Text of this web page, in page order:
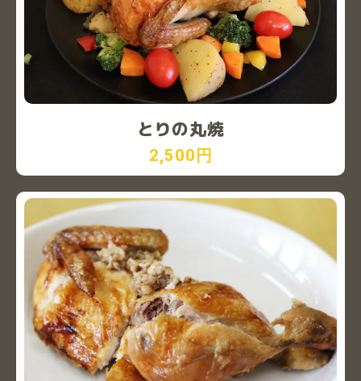
とりの丸焼
2,500円